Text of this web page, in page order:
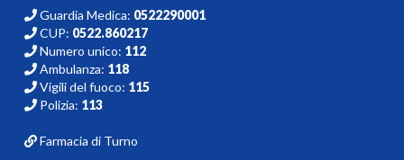
Guardia Medica: 0522290001
CUP: 0522.860217
Numero unico: 112
Ambulanza: 118
Vigili del fuoco: 115
Polizia: 113
Farmacia di Turno